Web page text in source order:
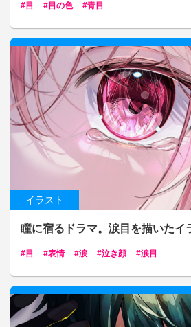
目 目の色 青目
イラスト
瞳に宿るドラマ。涙目を描いたイ
目 表情 涙 泣き顔 涙目